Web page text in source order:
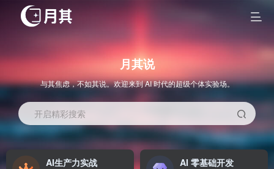
月其说
与其焦虑，不如其说。欢迎来到 AI 时代的超级个体实验场。
开启精彩搜索
AI生产力实战 AI 零基础开发